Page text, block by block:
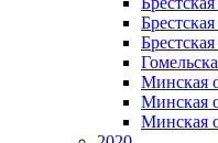
Минская
Минская
Минская